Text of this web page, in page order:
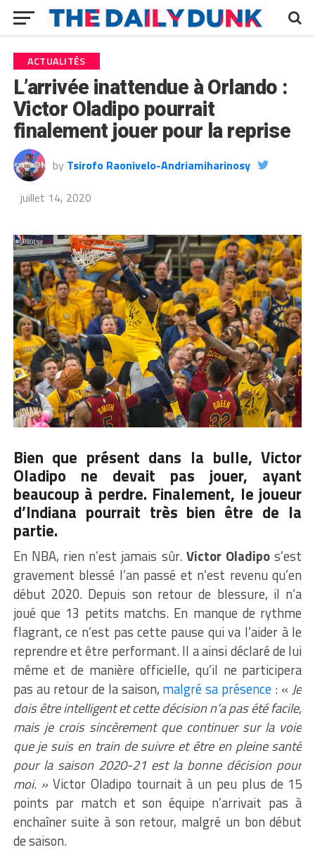
ACTUALITÉS
L’arrivée inattendue à Orlando :
Victor Oladipo pourrait
finalement jouer pour la reprise
by Tsirofo Raonivelo-Andriamiharinosy
juillet 14, 2020
Bien que présent dans la bulle, Victor
Oladipo ne devait pas jouer, ayant
beaucoup à perdre. Finalement, le joueur
d’Indiana pourrait très bien être de la
partie.
En NBA, rien n’est jamais sûr. Victor Oladipo s’est
gravement blessé l’an passé et n’est revenu qu’en
début 2020. Depuis son retour de blessure, il n’a
joué que 13 petits matchs. En manque de rythme
flagrant, ce n’est pas cette pause qui va l’aider à le
reprendre et être performant. Il a ainsi déclaré de lui
même et de manière officielle, qu’il ne participera
pas au retour de la saison, malgré sa présence : «Je
dois être intelligent et cette décision n’a pas été facile,
mais je crois sincèrement que continuer sur la voie
que je suis en train de suivre et être en pleine santé
pour la saison 2020-21 est la bonne décision pour
moi. »Victor Oladipo tournait à un peu plus de 15
points par match et son équipe n’arrivait pas à
enchaîner suite à son retour, malgré un bon début
de saison.